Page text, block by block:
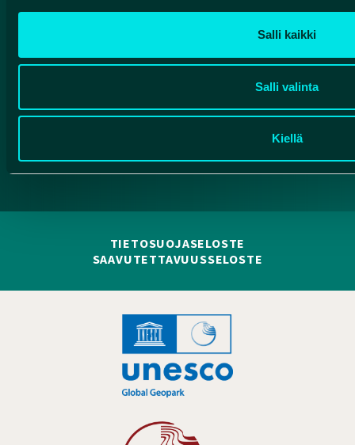
Salli kaikki
Salli valinta
Kiellä
91500 Muhos
YouTube
TIETOSUOJASELOSTE
SAAVUTETTAVUUSSELOSTE
Hankelogo